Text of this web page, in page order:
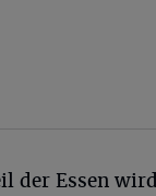
der Essen